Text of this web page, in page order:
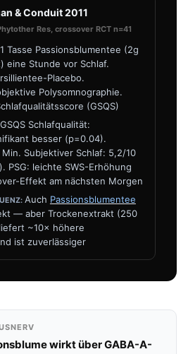
& Conduit 2011
Res, crossover RCT n=41
1 Tasse Passionsblumentee (2g
eine Stunde vor Schlaf.
Placebo.
Polysomnographie.
(GSQS)
GSQS Schlafqualität:
besser (p=0.04).
Subjektiver Schlaf: 5,2/10
PSG: leichte SWS-Erhöhung
Effekt am nächsten Morgen
Auch Passionsblumentee
— aber Trockenextrakt (250
~10× höhere
ist zuverlässiger
wirkt über GABA-A-